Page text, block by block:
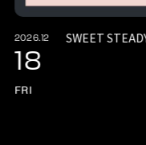
2026.12
18
FRI
SWEET